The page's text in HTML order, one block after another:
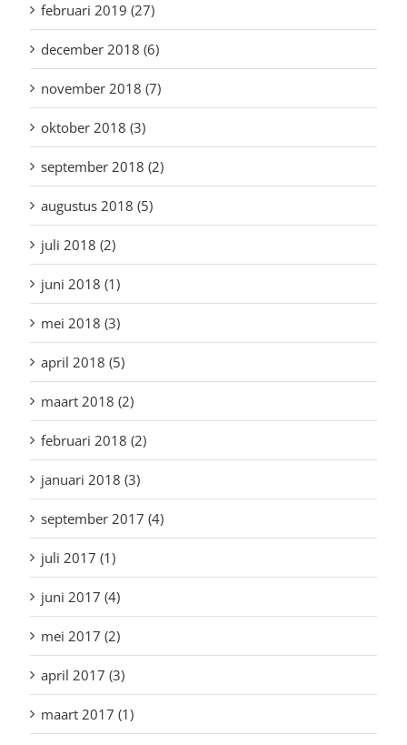
februari 2019 (27)
december 2018 (6)
november 2018 (7)
oktober 2018 (3)
september 2018 (2)
augustus 2018 (5)
juli 2018 (2)
juni 2018 (1)
mei 2018 (3)
april 2018 (5)
maart 2018 (2)
februari 2018 (2)
januari 2018 (3)
september 2017 (4)
juli 2017 (1)
juni 2017 (4)
mei 2017 (2)
april 2017 (3)
maart 2017 (1)